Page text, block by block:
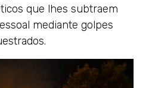
que lhes subtraem
mediante golpes